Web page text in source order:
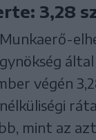
3,28
végén
mint az